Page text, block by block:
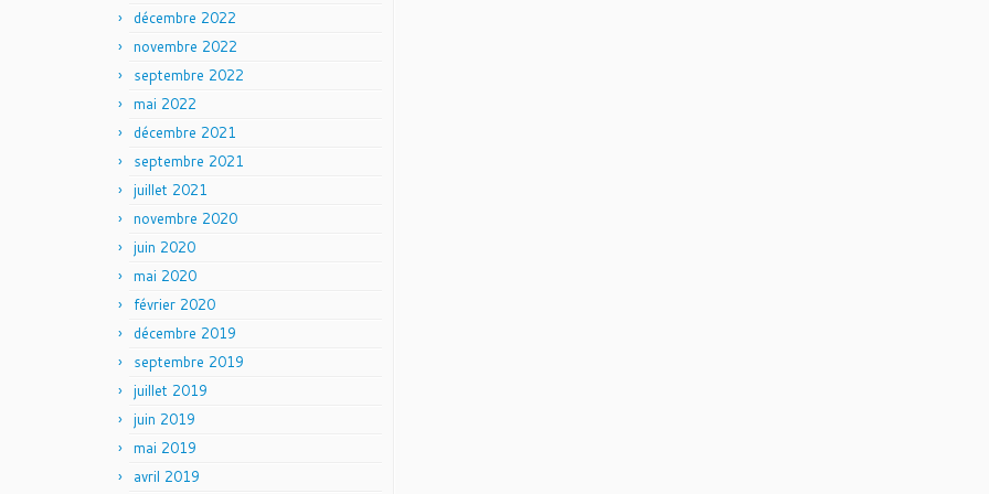
décembre 2022
novembre 2022
septembre 2022
mai 2022
décembre 2021
septembre 2021
juillet 2021
novembre 2020
juin 2020
mai 2020
février 2020
décembre 2019
septembre 2019
juillet 2019
juin 2019
mai 2019
avril 2019